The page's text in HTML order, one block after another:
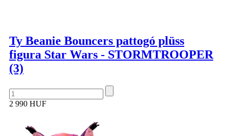
Ty Beanie Bouncers pattogó plüss
figura Star Wars - STORMTROOPER
(3)
2 990 HUF